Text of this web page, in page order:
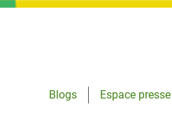
Blogs
Espace presse